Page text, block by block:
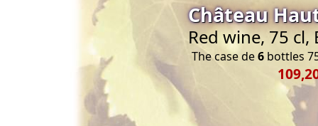
Château
Red wine, 75 cl,
The case de6 bottles